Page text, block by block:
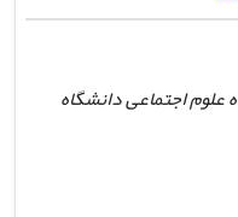
اجتماعی دانشگاه